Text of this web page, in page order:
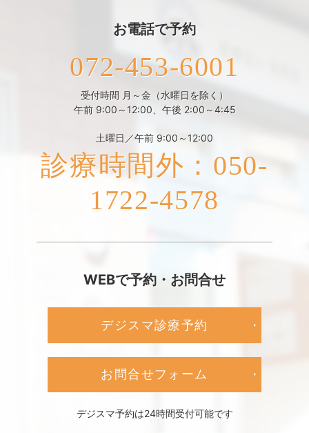
お電話で予約
072-453-6001
受付時間 月～金（水曜日を除く）
午前 9:00～12:00、午後 2:00～4:45
土曜日／午前 9:00～12:00
診療時間外：050-
1722-4578
WEBで予約・お問合せ
デジスマ診療予約
お問合せフォーム
デジスマ予約は24時間受付可能です